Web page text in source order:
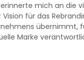
mich an die
für das
übernimmt,
Marke